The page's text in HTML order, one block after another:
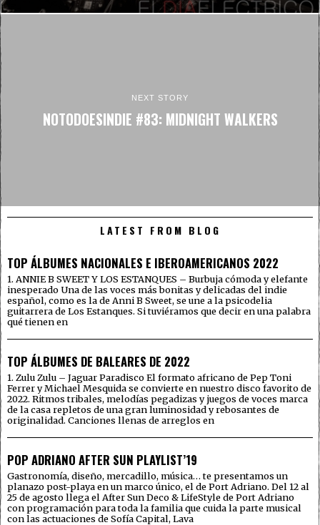
NEXT STORY
NOTODOESINDIE #83: MIDNIGHT WALKERS
LATEST FROM BLOG
TOP ÁLBUMES NACIONALES E IBEROAMERICANOS 2022
1. ANNIE B SWEET Y LOS ESTANQUES – Burbuja cómoda y elefante
inesperado Una de las voces más bonitas y delicadas del indie
español, como es la de Anni B Sweet, se une a la psicodelia
guitarrera de Los Estanques. Si tuviéramos que decir en una palabra
qué tienen en
TOP ÁLBUMES DE BALEARES DE 2022
1. Zulu Zulu – Jaguar Paradisco El formato africano de Pep Toni
Ferrer y Michael Mesquida se convierte en nuestro disco favorito de
2022. Ritmos tribales, melodías pegadizas y juegos de voces marca
de la casa repletos de una gran luminosidad y rebosantes de
originalidad. Canciones llenas de arreglos en
POP ADRIANO AFTER SUN PLAYLIST’19
Gastronomía, diseño, mercadillo, música… te presentamos un
planazo post-playa en un marco único, el de Port Adriano. Del 12 al
25 de agosto llega el After Sun Deco & LifeStyle de Port Adriano
con programación para toda la familia que cuida la parte musical
con las actuaciones de Sofía Capital, Lava